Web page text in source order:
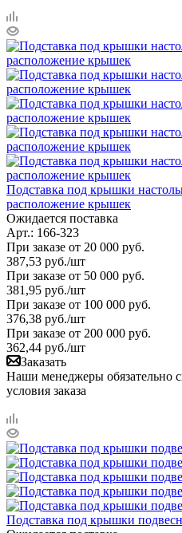
Подставка под крышки
расположение крышек
Ожидается поставка
Арт.: 166-323
При заказе от 20 000 руб.
387,53 руб./шт
При заказе от 50 000 руб.
381,95 руб./шт
При заказе от 100 000 руб.
376,38 руб./шт
При заказе от 200 000 руб.
362,44 руб./шт
Заказать
Наши менеджеры обязательно
условия заказа
Подставка под крышки